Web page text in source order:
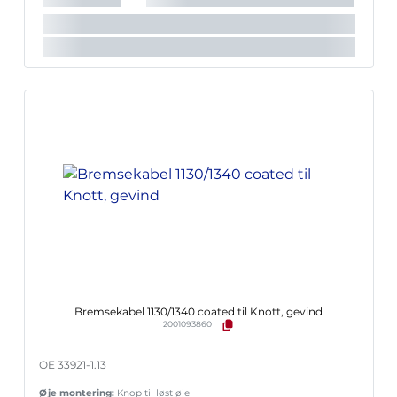
Bremsekabel 1130/1340 coated til Knott, gevind
2001093860
OE 33921-1.13
Øje montering: Knop til løst øje